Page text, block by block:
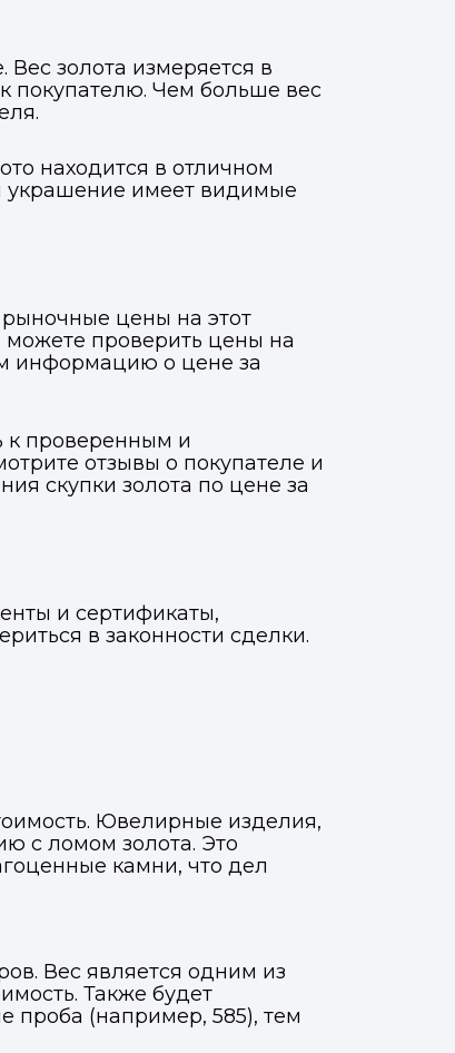
золота измеряется в
покупателю. Чем больше вес
находится в отличном
украшение имеет видимые
цены на этот
можете проверить цены на
информацию о цене за
к проверенным и
отзывы о покупателе и
скупки золота по цене за
и сертификаты,
в законности сделки.
Ювелирные изделия,
с ломом золота. Это
камни, что дел
Вес является одним из
Также будет
проба (например, 585), тем